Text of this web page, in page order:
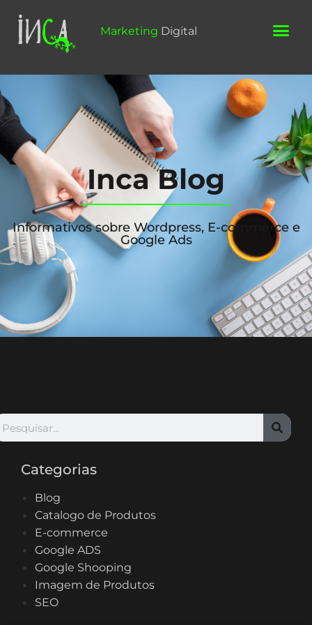
Marketing Digital
Inca Blog
Informativos sobre Wordpress, E-commerce e
Google Ads
Categorias
Blog
Catalogo de Produtos
E-commerce
Google ADS
Google Shooping
Imagem de Produtos
SEO